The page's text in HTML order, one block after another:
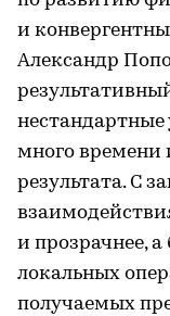
и
Александр
нестандартные
много времени
результата. С
и прозрачнее,
локальных
получаемых